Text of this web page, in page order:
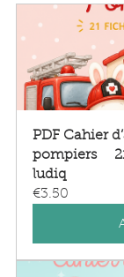
PDF Cahier
pompiers
ludiq
€3.50